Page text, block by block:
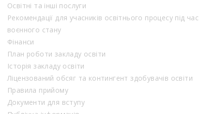
Освітні та інші послуги
Рекомендації для учасників освітнього процесу під час
воєнного стану
Фінанси
План роботи закладу освіти
Історія закладу освіти
Ліцензований обсяг та контингент здобувачів освіти
Правила прийому
Документи для вступу